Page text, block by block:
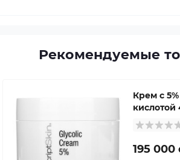
Рекомендуемые
Крем с
кислотой
195 000